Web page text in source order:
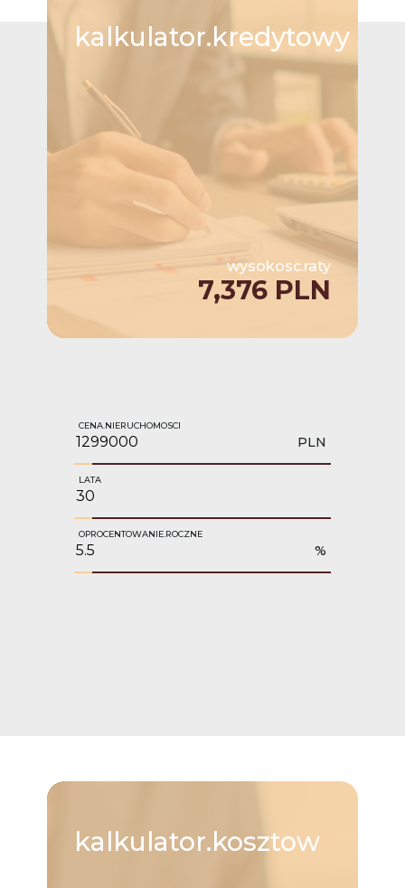
kalkulator.kredytowy
wysokosc.raty
7,376 PLN
CENA.NIERUCHOMOSCI
PLN
LATA
OPROCENTOWANIE.ROCZNE
%
kalkulator.kosztow